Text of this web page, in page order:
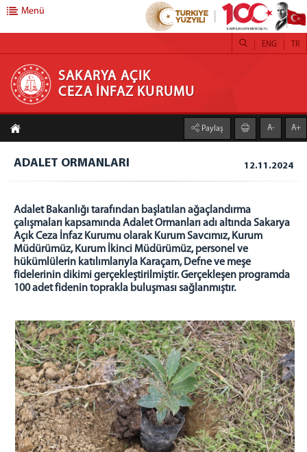
SAKARYA AÇIK CEZA İNFAZ KURUMU
ANASAYFA
KURUMUMUZ
KURUM HAKKINDA
YÖNETİM
PERSONEL
PAROLA İŞLEMLERİ
YILLIK İZİN TALEP FORMU
E POSTA
CTE UZAKTAN EĞİTİM SİSTEMİ
BİRİMLER
AÇIK C.İ.K
TEKNİK BİRİM
DURUŞMA SALONU
SOSYAL TESİSLER
ZİYARET KABUL
ISI MERKEZİ
Menü
SAKARYA AÇIK
CEZA İNFAZ KURUMU
TR
ENG
Paylaş A- A+
ADALET ORMANLARI 12.11.2024
Adalet Bakanlığı tarafından başlatılan ağaçlandırma
çalışmaları kapsamında Adalet Ormanları adı altında Sakarya
Açık Ceza İnfaz Kurumu olarak Kurum Savcımız, Kurum
Müdürümüz, Kurum İkinci Müdürümüz, personel ve
hükümlülerin katılımlarıyla Karaçam, Defne ve meşe
fidelerinin dikimi gerçekleştirilmiştir. Gerçekleşen programda
100 adet fidenin toprakla buluşması sağlanmıştır.